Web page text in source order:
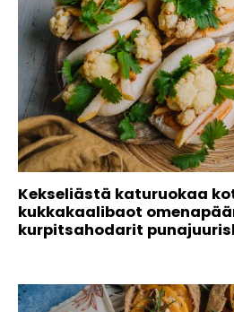
Kekseliästä katuruokaa
kukkakaalibaot
kurpitsahodarit